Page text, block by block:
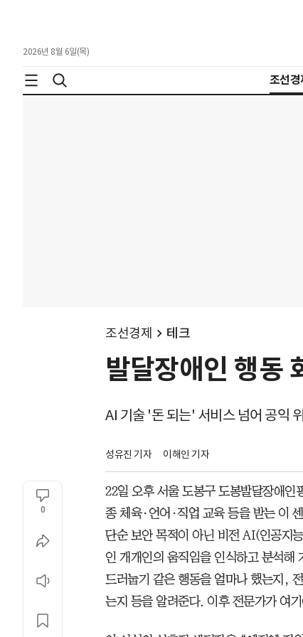
2026년 8월 6일(목)
조선경
조선경제 테크
발달장애인 행동
AI 기술 '돈 되는' 서비스 넘어 공익
성유진 기자 이해인 기자
0
22일 오후 서울 도봉구 도봉발달장애인
종 체육·언어·직업 교육 등을 받는 이
단순 보안 목적이 아닌 비전 AI(인공지
인 개개인의 움직임을 인식하고 분석해
드러눕기 같은 행동을 얼마나 했는지,
는지 등을 알려준다. 이후 전문가가 여